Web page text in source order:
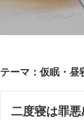
テーマ：仮眠・昼
二度寝は罪